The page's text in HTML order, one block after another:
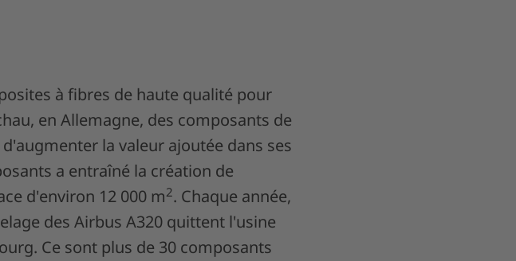
à fibres de haute qualité pour
en Allemagne, des composants de
la valeur ajoutée dans ses
a entraîné la création de
d'environ 12 000 m2. Chaque année,
des Airbus A320 quittent l'usine
Ce sont plus de 30 composants